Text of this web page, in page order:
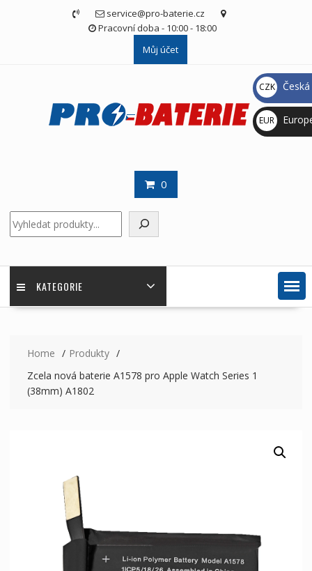
service@pro-baterie.cz
Pracovní doba - 10:00 - 18:00
Můj účet
0
KATEGORIE
Home
Produkty
Zcela nová baterie A1578 pro Apple Watch Series 1
(38mm) A1802
CZK
Kč
EUR
€